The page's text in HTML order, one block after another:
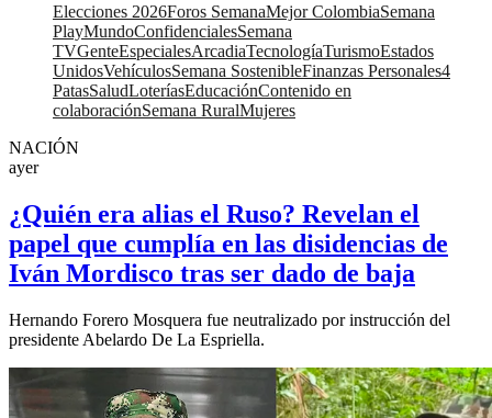
Elecciones 2026Foros SemanaMejor ColombiaSemana
PlayMundoConfidencialesSemana
TVGenteEspecialesArcadiaTecnologíaTurismoEstados
UnidosVehículosSemana SostenibleFinanzas Personales4
PatasSaludLoteríasEducaciónContenido en
colaboraciónSemana RuralMujeres
NACIÓN
ayer
¿Quién era alias el Ruso? Revelan el
papel que cumplía en las disidencias de
Iván Mordisco tras ser dado de baja
Hernando Forero Mosquera fue neutralizado por instrucción del
presidente Abelardo De La Espriella.